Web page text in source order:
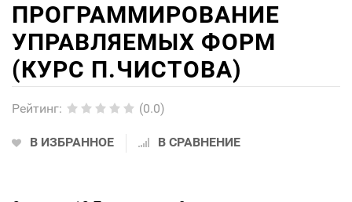
ПРОГРАММИРОВАНИЕ
УПРАВЛЯЕМЫХ ФОРМ
(КУРС П.ЧИСТОВА)
Рейтинг: (0.0)
В ИЗБРАННОЕ В СРАВНЕНИЕ